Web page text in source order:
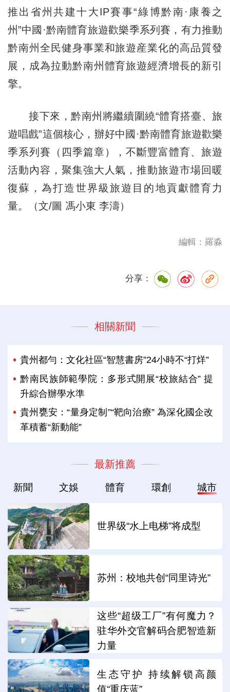
推出省州共建十大IP賽事“綠博黔南·康養之
州”中國·黔南體育旅遊歡樂季系列賽，有力推動
黔南州全民健身事業和旅遊産業化的高品質發
展，成為拉動黔南州體育旅遊經濟增長的新引
擎。
接下來，黔南州將繼續圍繞“體育搭臺、旅
遊唱戲”這個核心，辦好中國·黔南體育旅遊歡樂
季系列賽（四季篇章），不斷豐富體育、旅遊
活動內容，聚集強大人氣，推動旅遊市場回暖
復蘇，為打造世界級旅遊目的地貢獻體育力
量。（文/圖 馮小東 李濤）
編輯：羅淼
分享：
相關新聞
貴州都勻：文化社區“智慧書房”24小時不“打烊”
黔南民族師範學院：多形式開展“校旅結合” 提
升綜合辦學水準
貴州甕安：“量身定制”“靶向治療” 為深化國企改
革積蓄“新動能”
最新推薦
新聞 文娛 體育 環創 城市
世界级“水上电梯”将成型
苏州：校地共创“同里诗光”
这些“超级工厂”有何魔力？
驻华外交官解码合肥智造新
力量
生态守护 持续解锁高颜
值“重庆蓝”